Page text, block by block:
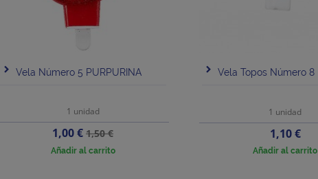
Vela Número 5 PURPURINA
1 unidad
Precio
1,00 €Precio
base
1,50 €
Añadir al carrito
Vela Topos Número 8
1 unidad
Precio
1,10 €
Añadir al carrito